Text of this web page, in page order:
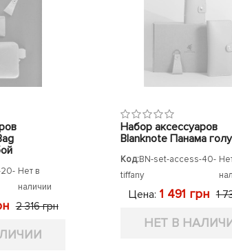
Нет в
наличии
2 316 грн
Набор аксессуаров
Blanknote Панама
Код:BN-set-access-40-
tiffany
Цена: 1 491 грн 1
НЕТ В